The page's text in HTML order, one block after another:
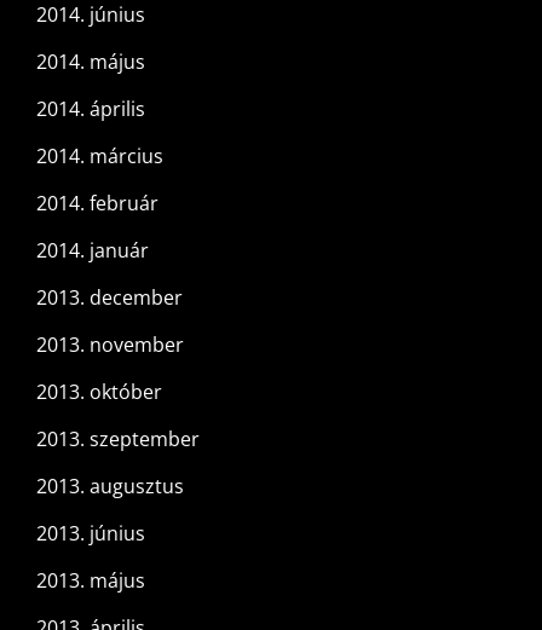
2014. június
2014. május
2014. április
2014. március
2014. február
2014. január
2013. december
2013. november
2013. október
2013. szeptember
2013. augusztus
2013. június
2013. május